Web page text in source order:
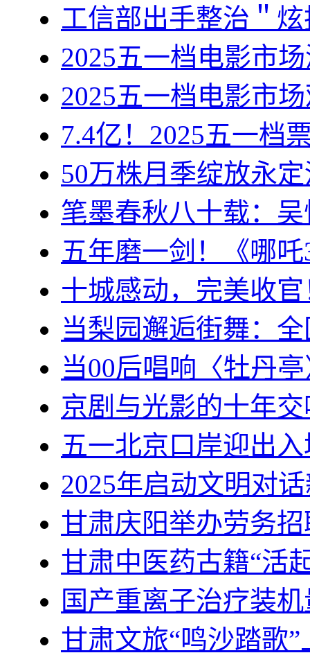
工信部出手整治＂
2025五一档电影市
2025五一档电影市
7.4亿！2025五一档
50万株月季绽放永
笔墨春秋八十载：
五年磨一剑！《哪
十城感动，完美收
当梨园邂逅街舞：
当00后唱响〈牡丹
京剧与光影的十年
五一北京口岸迎出
2025年启动文明对
甘肃庆阳举办劳务
甘肃中医药古籍“活
国产重离子治疗装
甘肃文旅“鸣沙踏歌